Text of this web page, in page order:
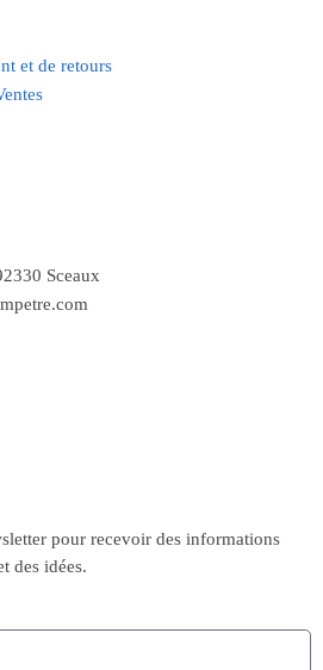
et de retours
Sceaux
pour recevoir des informations
des idées.